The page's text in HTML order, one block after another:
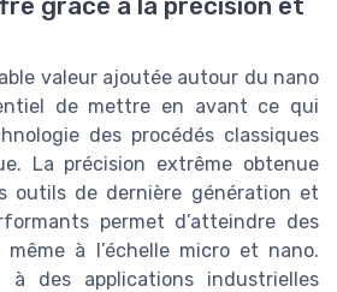
valeur ajoutée autour du nano
de mettre en avant ce qui
des procédés classiques
La précision extrême obtenue
outils de dernière génération et
permet d’atteindre des
à l’échelle micro et nano.
des applications industrielles